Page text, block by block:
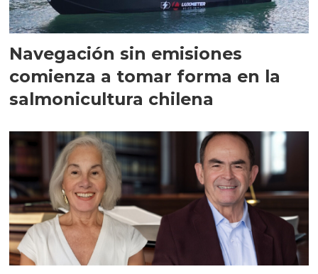
Navegación sin emisiones
comienza a tomar forma en la
salmonicultura chilena